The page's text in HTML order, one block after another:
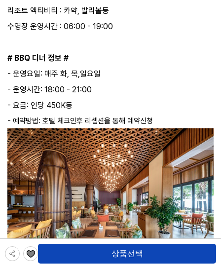
리조트 액티비티 : 카약, 발리볼등
수영장 운영시간 : 06:00 - 19:00
# BBQ 디너 정보 #
- 운영요일: 매주 화, 목,일요일
- 운영시간: 18:00 - 21:00
- 요금: 인당 450K동
- 예약방법: 호텔 체크인후 리셉션을 통해 예약신청
상품선택